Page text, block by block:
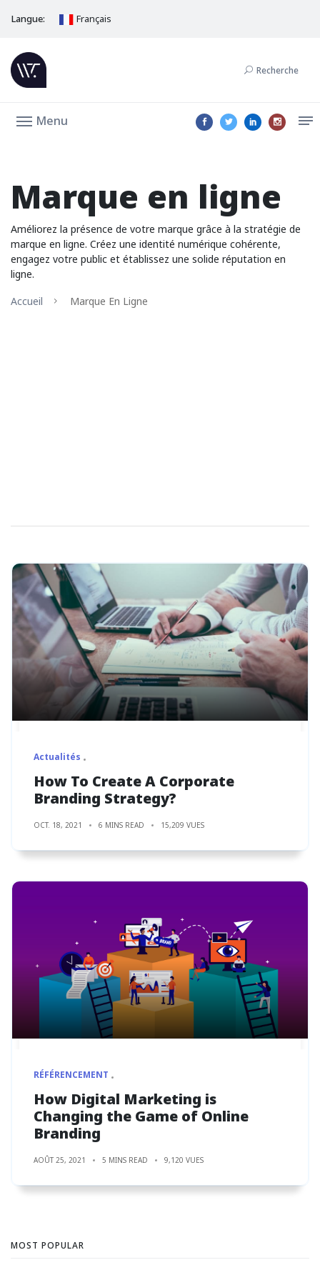
Langue: Français
Recherche
Menu
Marque en ligne
Améliorez la présence de votre marque grâce à la stratégie de
marque en ligne. Créez une identité numérique cohérente,
engagez votre public et établissez une solide réputation en
ligne.
Accueil
Marque En Ligne
Actualités
How To Create A Corporate
Branding Strategy?
OCT. 18, 2021 6 MINS READ 15,209 VUES
RÉFÉRENCEMENT
How Digital Marketing is
Changing the Game of Online
Branding
AOÛT 25, 2021 5 MINS READ 9,120 VUES
MOST POPULAR